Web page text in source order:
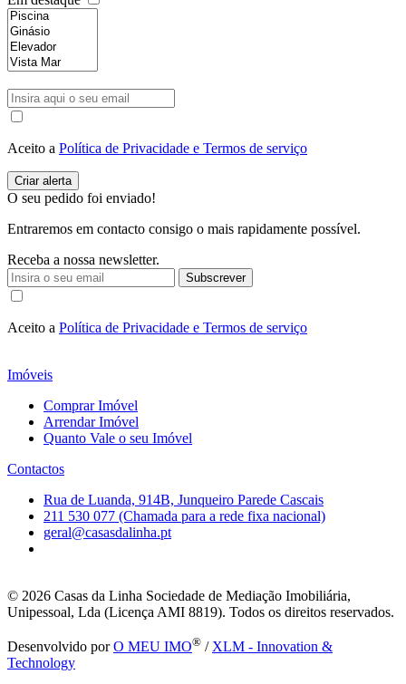
Aceito a Política de Privacidade e Termos de serviço
O seu pedido foi enviado!
Entraremos em contacto consigo o mais rapidamente possível.
Receba a nossa newsletter.
Subscrever
Aceito a Política de Privacidade e Termos de serviço
Imóveis
Comprar Imóvel
Arrendar Imóvel
Quanto Vale o seu Imóvel
Contactos
Rua de Luanda, 914B, Junqueiro Parede Cascais
211 530 077 (Chamada para a rede fixa nacional)
geral@casasdalinha.pt
© 2026 Casas da Linha Sociedade de Mediação Imobiliária,
Unipessoal, Lda (Licença AMI 8819). Todos os direitos reservados.
Desenvolvido porO MEU IMO® / XLM - Innovation &
Technology